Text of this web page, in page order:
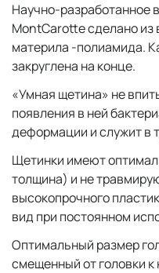
Научно-разработанное
MontCarotte сделано из
материла -полиамида.
закруглена на конце.
«Умная щетина» не
появления в ней
деформации и служит в
Щетинки имеют
толщина) и не
высокопрочного
вид при постоянном
Оптимальный размер
смещенный от головки